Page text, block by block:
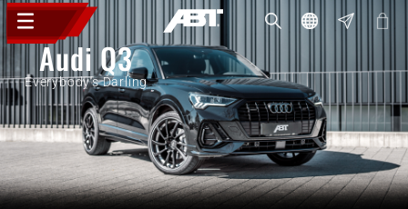
Audi Q3
Everybody's Darling